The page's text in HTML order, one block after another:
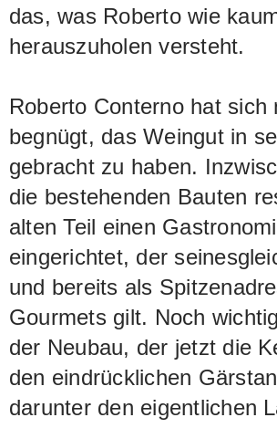
das, was Roberto wie
herauszuholen versteht.
Roberto Conterno hat sich
begnügt, das Weingut in
gebracht zu haben.
die bestehenden Bauten
alten Teil einen
eingerichtet, der
und bereits als
Gourmets gilt. Noch
der Neubau, der jetzt die
den eindrücklichen
darunter den eigentlichen